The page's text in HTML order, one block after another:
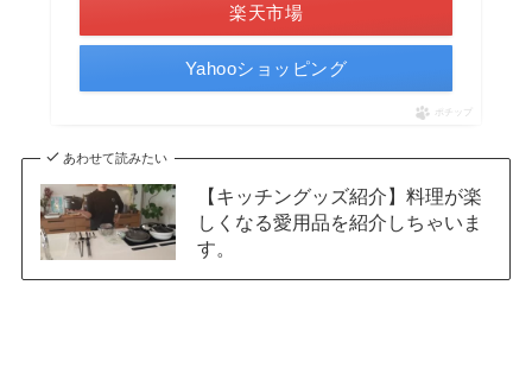
楽天市場
Yahooショッピング
ポチップ
あわせて読みたい
【キッチングッズ紹介】料理が楽
しくなる愛用品を紹介しちゃいま
す。